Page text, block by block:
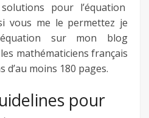
pour l’équation
vous me le permettez je
sur mon blog
mathématiciens français
d’au moins 180 pages.
pour